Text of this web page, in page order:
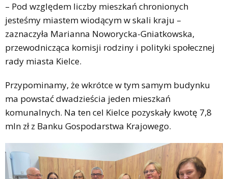
– Pod względem liczby mieszkań chronionych
jesteśmy miastem wiodącym w skali kraju –
zaznaczyła Marianna Noworycka-Gniatkowska,
przewodnicząca komisji rodziny i polityki społecznej
rady miasta Kielce.
Przypominamy, że wkrótce w tym samym budynku
ma powstać dwadzieścia jeden mieszkań
komunalnych. Na ten cel Kielce pozyskały kwotę 7,8
mln zł z Banku Gospodarstwa Krajowego.